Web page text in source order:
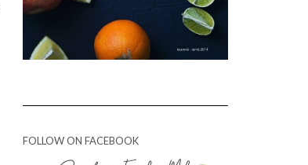
FOLLOW ON FACEBOOK